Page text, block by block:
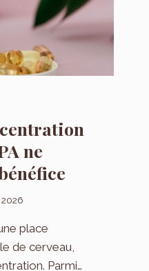
ne
2026
place
de cerveau,
Parmi…